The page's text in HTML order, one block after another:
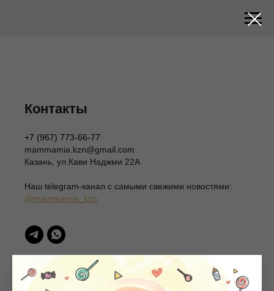
Контакты
+7 (967) 773-66-77
mammamia.kzn@gmail.com
Казань, ул.Кави Наджми 22А
Наш telegram-канал c самыми свежими новостями:
@mammamia_kzn